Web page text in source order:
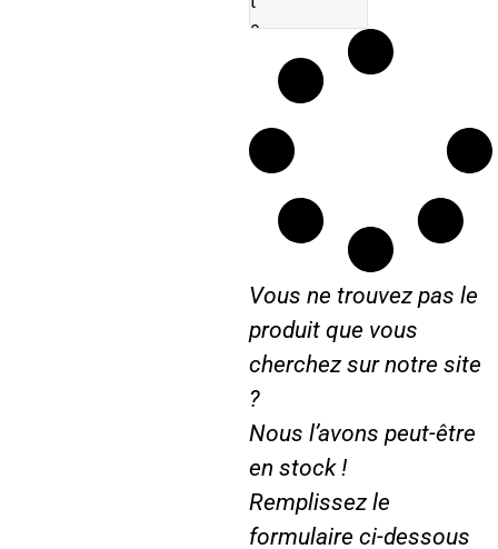
e
e
n
Vous ne trouvez pas le
produit que vous
cherchez sur notre site
?
Nous l’avons peut-être
en stock !
Remplissez le
formulaire ci-dessous